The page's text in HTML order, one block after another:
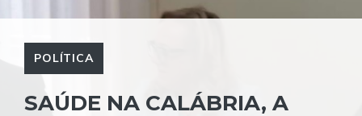
POLÍTICA
SAÚDE NA CALÁBRIA, A